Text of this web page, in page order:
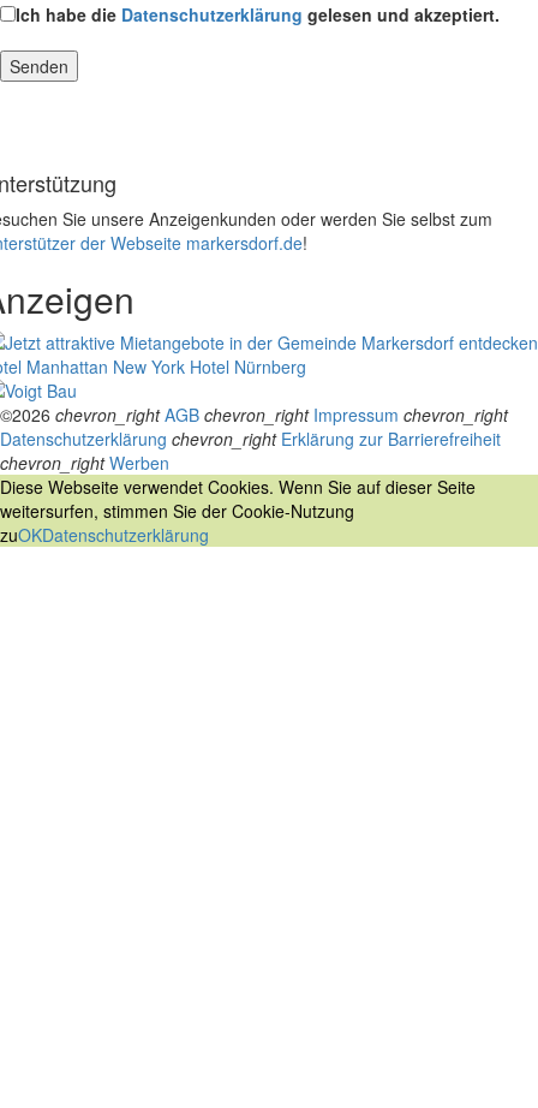
Ich habe die Datenschutzerklärung gelesen und akzeptiert.
Sie unsere Anzeigenkunden oder werden Sie selbst zum
der Webseite markersdorf.de!
Manhattan New York Hotel Nürnberg
©2026 chevron_right AGB chevron_right Impressum chevron_right
Datenschutzerklärung chevron_right Erklärung zur Barrierefreiheit
chevron_right Werben
Diese Webseite verwendet Cookies. Wenn Sie auf dieser Seite
weitersurfen, stimmen Sie der Cookie-Nutzung
zuOKDatenschutzerklärung